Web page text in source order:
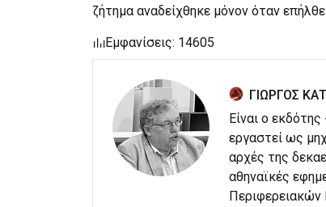
ζήτημα αναδείχθηκε μόνον όταν επήλθε
Εμφανίσεις: 14605
ΓΙΩΡΓΟΣ
Είναι ο
εργαστεί ως
αρχές της
αθηναϊκές
Περιφερειακών